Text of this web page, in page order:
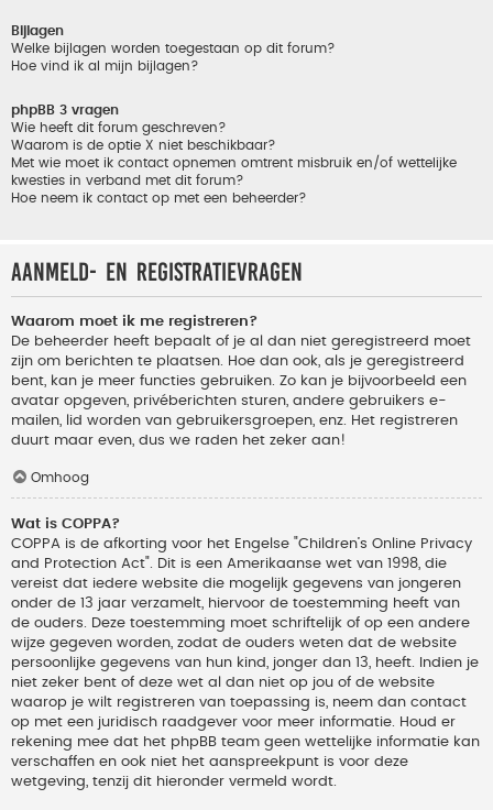
Bijlagen
Welke bijlagen worden toegestaan op dit forum?
Hoe vind ik al mijn bijlagen?
phpBB 3 vragen
Wie heeft dit forum geschreven?
Waarom is de optie X niet beschikbaar?
Met wie moet ik contact opnemen omtrent misbruik en/of wettelijke
kwesties in verband met dit forum?
Hoe neem ik contact op met een beheerder?
Aanmeld- en registratievragen
Waarom moet ik me registreren?
De beheerder heeft bepaalt of je al dan niet geregistreerd moet
zijn om berichten te plaatsen. Hoe dan ook, als je geregistreerd
bent, kan je meer functies gebruiken. Zo kan je bijvoorbeeld een
avatar opgeven, privéberichten sturen, andere gebruikers e-
mailen, lid worden van gebruikersgroepen, enz. Het registreren
duurt maar even, dus we raden het zeker aan!
Omhoog
Wat is COPPA?
COPPA is de afkorting voor het Engelse "Children’s Online Privacy
and Protection Act". Dit is een Amerikaanse wet van 1998, die
vereist dat iedere website die mogelijk gegevens van jongeren
onder de 13 jaar verzamelt, hiervoor de toestemming heeft van
de ouders. Deze toestemming moet schriftelijk of op een andere
wijze gegeven worden, zodat de ouders weten dat de website
persoonlijke gegevens van hun kind, jonger dan 13, heeft. Indien je
niet zeker bent of deze wet al dan niet op jou of de website
waarop je wilt registreren van toepassing is, neem dan contact
op met een juridisch raadgever voor meer informatie. Houd er
rekening mee dat het phpBB team geen wettelijke informatie kan
verschaffen en ook niet het aanspreekpunt is voor deze
wetgeving, tenzij dit hieronder vermeld wordt.